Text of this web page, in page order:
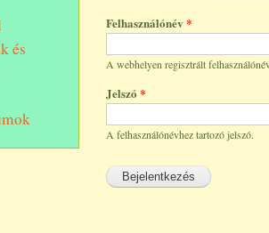
és
Felhasználónév *
A webhelyen regisztrált
Jelszó *
A felhasználónévhez tartozó jelszó.